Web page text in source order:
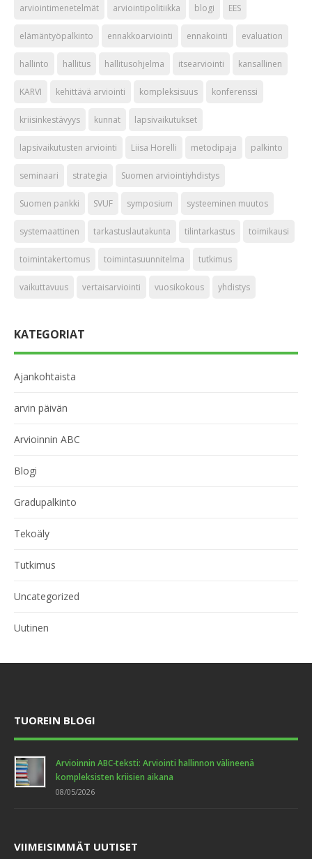
arviointimenetelmät arviointipolitiikka blogi EES
elämäntyöpalkinto ennakkoarviointi ennakointi evaluation
hallinto hallitus hallitusohjelma itsearviointi kansallinen
KARVI kehittävä arviointi kompleksisuus konferenssi
kriisinkestävyys kunnat lapsivaikutukset
lapsivaikutusten arviointi Liisa Horelli metodipaja palkinto
seminaari strategia Suomen arviointiyhdistys
Suomen pankki SVUF symposium systeeminen muutos
systemaattinen tarkastuslautakunta tilintarkastus toimikausi
toimintakertomus toimintasuunnitelma tutkimus
vaikuttavuus vertaisarviointi vuosikokous yhdistys
KATEGORIAT
Ajankohtaista
arvin päivän
Arvioinnin ABC
Blogi
Gradupalkinto
Tekoäly
Tutkimus
Uncategorized
Uutinen
TUOREIN BLOGI
Arvioinnin ABC-teksti: Arviointi hallinnon välineenä
kompleksisten kriisien aikana
08/05/2026
VIIMEISIMMÄT UUTISET